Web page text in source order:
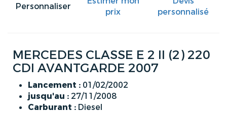
Personnaliser
prix
personnalisé
MERCEDES CLASSE E 2 II (2) 220
CDI AVANTGARDE 2007
Lancement : 01/02/2002
jusqu'au : 27/11/2008
Carburant : Diesel